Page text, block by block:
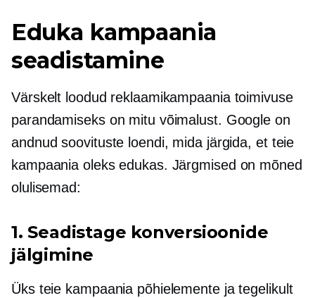
Eduka kampaania
seadistamine
Värskelt loodud reklaamikampaania toimivuse
parandamiseks on mitu võimalust. Google on
andnud soovituste loendi, mida järgida, et teie
kampaania oleks edukas. Järgmised on mõned
olulisemad:
1. Seadistage konversioonide
jälgimine
Üks teie kampaania põhielemente ja tegelikult